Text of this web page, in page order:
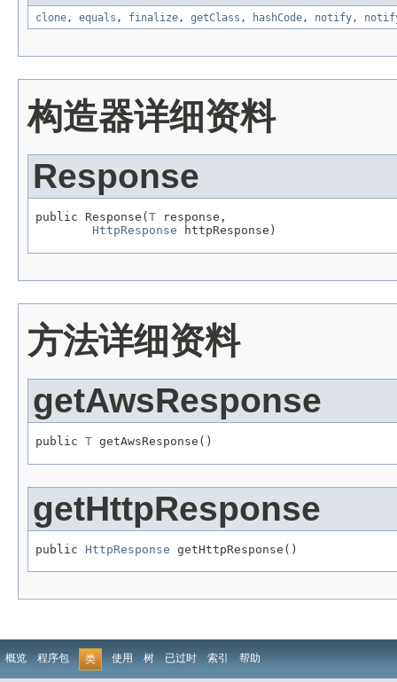
clone, equals , finalize, getClass , hashCode, notify,
构造器详细资料
Response
public Response( T response,
HttpResponse httpResponse)
方法详细资料
getAwsResponse
public T getAwsResponse()
getHttpResponse
public HttpResponse getHttpResponse()
概览 程序包 类 使用 树 已过时 索引 帮助